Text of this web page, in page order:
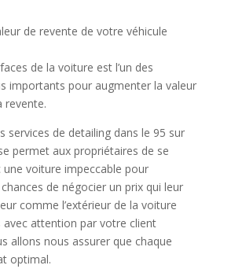
de revente de votre véhicule
de la voiture est l’un des
importants pour augmenter la valeur
revente.
services de detailing dans le 95 sur
permet aux propriétaires de se
une voiture impeccable pour
de négocier un prix qui leur
comme l’extérieur de la voiture
avec attention par votre client
allons nous assurer que chaque
optimal.